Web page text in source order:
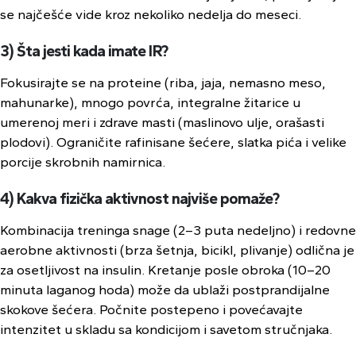
se najčešće vide kroz nekoliko nedelja do meseci.
3) Šta jesti kada imate IR?
Fokusirajte se na proteine (riba, jaja, nemasno meso,
mahunarke), mnogo povrća, integralne žitarice u
umerenoj meri i zdrave masti (maslinovo ulje, orašasti
plodovi). Ograničite rafinisane šećere, slatka pića i velike
porcije skrobnih namirnica.
4) Kakva fizička aktivnost najviše pomaže?
Kombinacija treninga snage (2–3 puta nedeljno) i redovne
aerobne aktivnosti (brza šetnja, bicikl, plivanje) odlična je
za osetljivost na insulin. Kretanje posle obroka (10–20
minuta laganog hoda) može da ublaži postprandijalne
skokove šećera. Počnite postepeno i povećavajte
intenzitet u skladu sa kondicijom i savetom stručnjaka.